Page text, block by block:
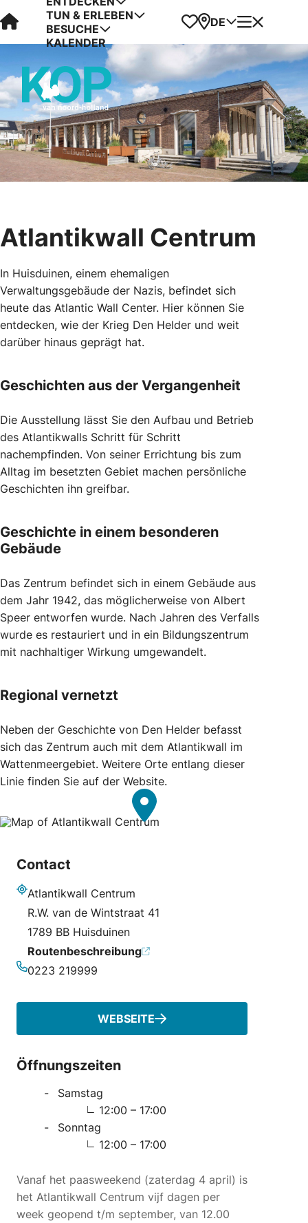
Visit Kop van Holland
TUN & ERLEBEN
BESUCHE
KALENDER
Favoriten
Karte
DE Menü
Atlantikwall Centrum
In Huisduinen, einem ehemaligen
Verwaltungsgebäude der Nazis, befindet sich
heute das Atlantic Wall Center. Hier können Sie
entdecken, wie der Krieg Den Helder und weit
darüber hinaus geprägt hat.
Geschichten aus der Vergangenheit
Die Ausstellung lässt Sie den Aufbau und Betrieb
des Atlantikwalls Schritt für Schritt
nachempfinden. Von seiner Errichtung bis zum
Alltag im besetzten Gebiet machen persönliche
Geschichten ihn greifbar.
Geschichte in einem besonderen
Gebäude
Das Zentrum befindet sich in einem Gebäude aus
dem Jahr 1942, das möglicherweise von Albert
Speer entworfen wurde. Nach Jahren des Verfalls
wurde es restauriert und in ein Bildungszentrum
mit nachhaltiger Wirkung umgewandelt.
Regional vernetzt
Neben der Geschichte von Den Helder befasst
sich das Zentrum auch mit dem Atlantikwall im
Wattenmeergebiet. Weitere Orte entlang dieser
Linie finden Sie auf der Website.
Contact
Atlantikwall Centrum
R.W. van de Wintstraat 41
1789 BB Huisduinen
Routenbeschreibung
0223 219999
WEBSEITE
Öffnungszeiten
Samstag
12:00 – 17:00
Sonntag
12:00 – 17:00
Vanaf het paasweekend (zaterdag 4 april) is
het Atlantikwall Centrum vijf dagen per
week geopend t/m september, van 12.00